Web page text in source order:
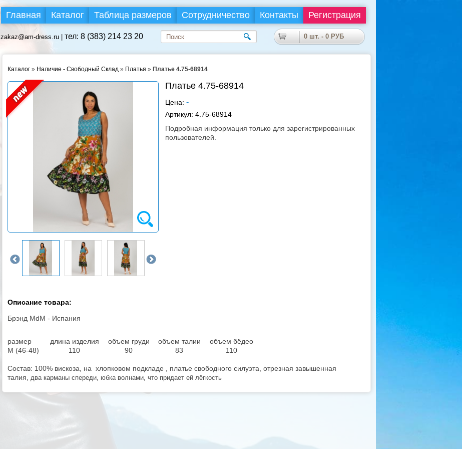
Главная Каталог Таблица размеров Сотрудничество Контакты Регистрация
0 шт. - 0 РУБ
zakaz@am-dress.ru | тел: 8 (383) 214 23 20
Каталог » Наличие - Свободный Склад » Платья » Платье 4.75-68914
Платье 4.75-68914
Цена: -
Артикул: 4.75-68914
Подробная информация только для зарегистрированных
пользователей.
Описание товара:
Брэнд MdM - Испания
размер длина изделия объем груди объем талии
объем бёдео
M (46-48)
110 90 83 110
Состав: 100% вискоза, на хлопковом подкладе , платье свободного силуэта, отрезная завышенная
талия, два карманы спереди, юбка волнами, что придает ей лёгкость